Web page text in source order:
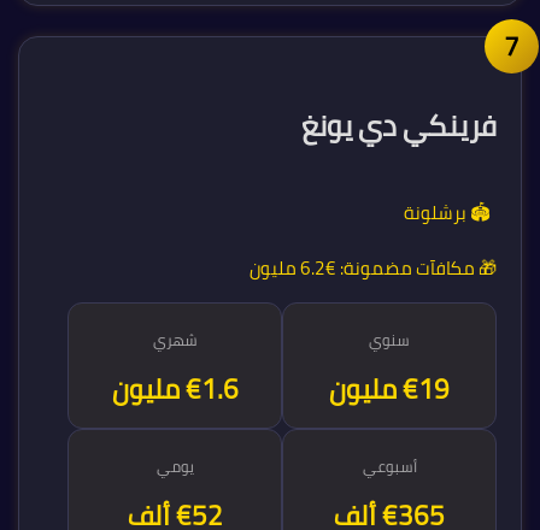
7
فرينكي دي يونغ
🏟️ برشلونة
🎁 مكافآت مضمونة:€6.2 مليون
سنوي
€19 مليون
شهري
€1.6 مليون
أسبوعي
€365 ألف
يومي
€52 ألف